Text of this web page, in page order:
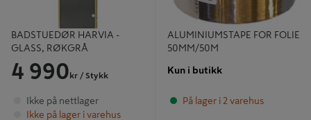
BADSTUEDØR HARVIA -
GLASS, RØKGRÅ
4 990 kr / Stykk
Ikke på nettlager
Ikke på lager i varehus
ALUMINIUMSTAPE FOR FOLIE
50MM/50M
Kun i butikk
På lager i 2 varehus